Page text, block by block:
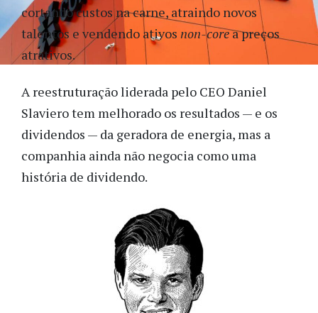
cortando custos na carne, atraindo novos
talentos e vendendo ativos non-corea preços
atrativos.
A reestruturação liderada pelo CEO Daniel
Slaviero tem melhorado os resultados — e os
dividendos — da geradora de energia, mas a
companhia ainda não negocia como uma
história de dividendo.